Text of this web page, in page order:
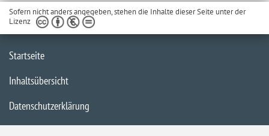
Sofern nicht anders angegeben, stehen die Inhalte dieser Seite unter der
Lizenz
Startseite
Inhaltsübersicht
Datenschutzerklärung